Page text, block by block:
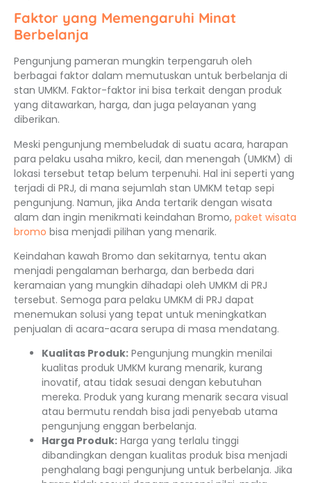
Faktor yang Memengaruhi Minat
Berbelanja
Pengunjung pameran mungkin terpengaruh oleh
berbagai faktor dalam memutuskan untuk berbelanja di
stan UMKM. Faktor-faktor ini bisa terkait dengan produk
yang ditawarkan, harga, dan juga pelayanan yang
diberikan.
Meski pengunjung membeludak di suatu acara, harapan
para pelaku usaha mikro, kecil, dan menengah (UMKM) di
lokasi tersebut tetap belum terpenuhi. Hal ini seperti yang
terjadi di PRJ, di mana sejumlah stan UMKM tetap sepi
pengunjung. Namun, jika Anda tertarik dengan wisata
alam dan ingin menikmati keindahan Bromo, paket wisata
bromo bisa menjadi pilihan yang menarik.
Keindahan kawah Bromo dan sekitarnya, tentu akan
menjadi pengalaman berharga, dan berbeda dari
keramaian yang mungkin dihadapi oleh UMKM di PRJ
tersebut. Semoga para pelaku UMKM di PRJ dapat
menemukan solusi yang tepat untuk meningkatkan
penjualan di acara-acara serupa di masa mendatang.
Kualitas Produk: Pengunjung mungkin menilai
kualitas produk UMKM kurang menarik, kurang
inovatif, atau tidak sesuai dengan kebutuhan
mereka. Produk yang kurang menarik secara visual
atau bermutu rendah bisa jadi penyebab utama
pengunjung enggan berbelanja.
Harga Produk: Harga yang terlalu tinggi
dibandingkan dengan kualitas produk bisa menjadi
penghalang bagi pengunjung untuk berbelanja. Jika